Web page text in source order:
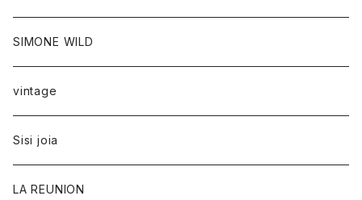
SIMONE WILD
vintage
Sisi joia
LA REUNION